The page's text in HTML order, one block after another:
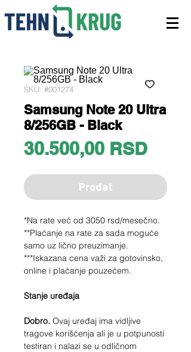
SKU: #001274
Samsung Note 20 Ultra
8/256GB - Black
30.500,00 RSDPrice
Prodat
*Na rate već od 3050 rsd/mesečno.
**Plaćanje na rate za sada moguće
samo uz lično preuzimanje.
***Iskazana cena važi za gotovinsko,
online i plaćanje pouzećem.
Stanje uređaja
Dobro. Ovaj uređaj ima vidljive
tragove korišćenja ali je u potpunosti
testiran i nalazi se u odličnom